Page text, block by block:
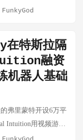
突破"。谁能真正跑
需要类似自动驾
测体系 来源：36
间：2026-07-25 #具
春熙路商圈全球首
、产教融合、生态
器人Unitree As2-
智能实验室在成都锦
态：行业量产加速，
港上市流程 事件 7
）官方确
2023年，是全球通
已完成从技术研
重复相同的路径。
资（估值超100亿）
服力。 第三，中国
"。 从春晚的机器人
正在用人形机器人
机甲动漫，现在是
这种治理结构变化值
应对安全事件 事
，披露并应对一起涉
，说明 AI 安全问题
安全事件从"单一公
度的标志，但也意
一组织的应对能
程）是下一个需要
并不是单一物理世
能从单体作业走向
发布：酷哇发布
智能体世界模型架
类社会行为预测能
、配比柠檬片和苏
FunkyGod
特斯拉隔
融资
机器人基础
弗里蒙特开设6万平
Intuition用视频游戏
值23亿美元；美国